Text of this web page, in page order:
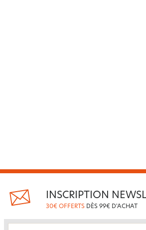
INSCRIPTION
30€ OFFERTS DÈS 99€ D'ACHAT